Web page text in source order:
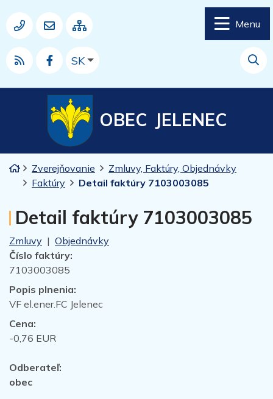
037 77 64 950
obec.jelenec@jelenec.sk
Mapa webu
RSS SKSlovensky
OBEC JELENEC
Menu
Úvodná stránka
Zverejňovanie
Zmluvy, Faktúry, Objednávky
Faktúry
Detail faktúry 7103003085
Detail faktúry 7103003085
Zmluvy | Objednávky
Číslo faktúry:
7103003085
Popis plnenia:
VF el.ener.FC Jelenec
Cena:
-0,76 EUR
Odberateľ:
obec